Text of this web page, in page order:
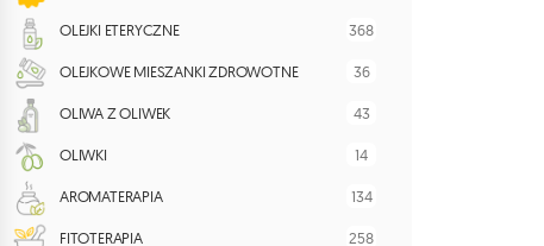
OLEJKI ETERYCZNE 368
OLEJKOWE MIESZANKI ZDROWOTNE 36
OLIWA Z OLIWEK 43
OLIWKI 14
AROMATERAPIA 134
FITOTERAPIA 258